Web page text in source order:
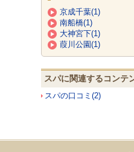
京成千葉(1)
南船橋(1)
大神宮下(1)
葭川公園(1)
スパに関連するコンテ
スパの口コミ(2)